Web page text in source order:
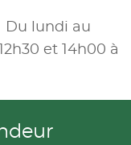
Du lundi au
et 14h00 à